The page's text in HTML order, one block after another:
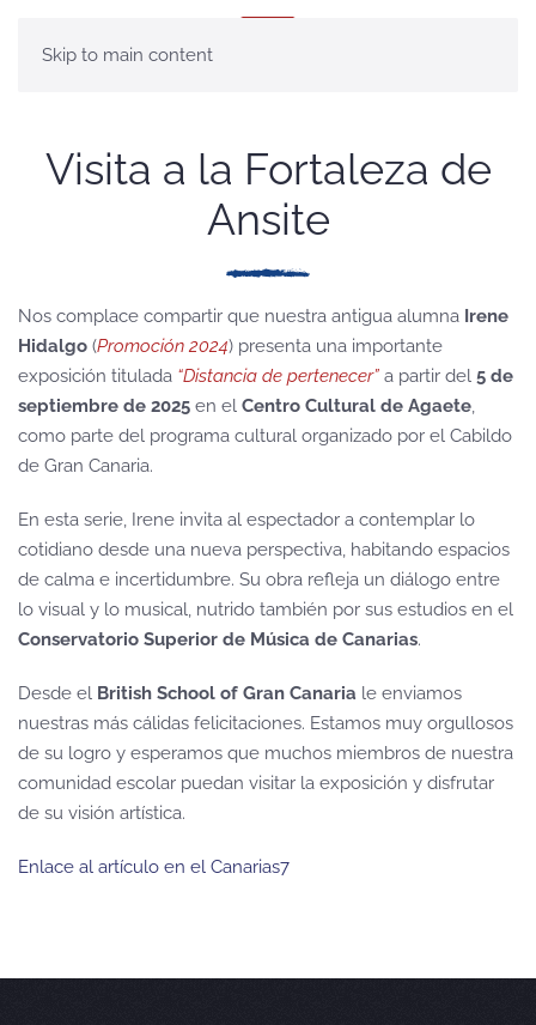
Skip to main content
Visita a la Fortaleza de
Ansite
Nos complace compartir que nuestra antigua alumna Irene
Hidalgo (Promoción 2024) presenta una importante
exposición titulada “Distancia de pertenecer” a partir del 5 de
septiembre de 2025 en el Centro Cultural de Agaete,
como parte del programa cultural organizado por el Cabildo
de Gran Canaria.
En esta serie, Irene invita al espectador a contemplar lo
cotidiano desde una nueva perspectiva, habitando espacios
de calma e incertidumbre. Su obra refleja un diálogo entre
lo visual y lo musical, nutrido también por sus estudios en el
Conservatorio Superior de Música de Canarias.
Desde el British School of Gran Canaria le enviamos
nuestras más cálidas felicitaciones. Estamos muy orgullosos
de su logro y esperamos que muchos miembros de nuestra
comunidad escolar puedan visitar la exposición y disfrutar
de su visión artística.
Enlace al artículo en el Canarias7